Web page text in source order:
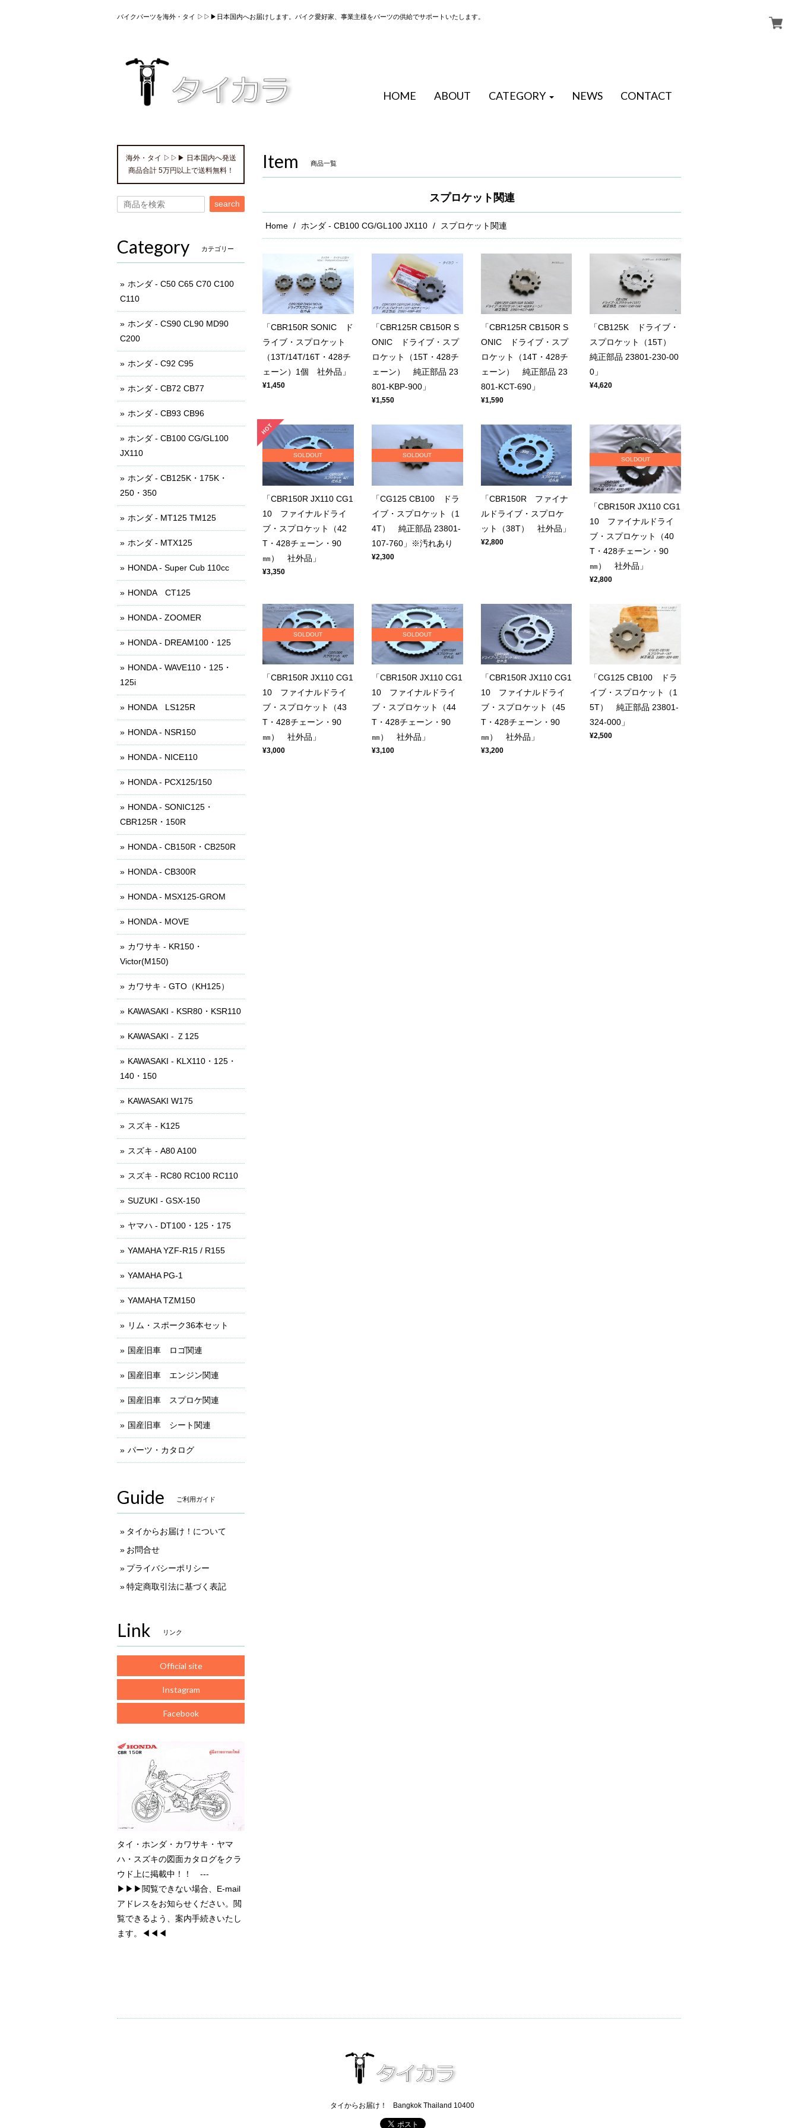
バイクパーツを海外・タイ ▷▷▶日本国内へお届けします。バイク愛好家、事業主様をパーツの供給でサポートいたします。
HOME ABOUT CATEGORY NEWS CONTACT
Item 商品一覧
スプロケット関連
Home ホンダ - CB100 CG/GL100 JX110 スプロケット関連
「CBR150R SONIC ド
ライブ・スプロケット
（13T/14T/16T・428チ
ェーン）1個 社外品」
¥1,450
「CBR125R CB150R S
ONIC ドライブ・スプ
ロケット（15T・428チ
ェーン） 純正部品 23
801-KBP-900」
¥1,550
「CBR125R CB150R S
ONIC ドライブ・スプ
ロケット（14T・428チ
ェーン） 純正部品 23
801-KCT-690」
¥1,590
「CB125K ドライブ・
スプロケット（15T）
純正部品 23801-230-00
0」
¥4,620
SOLDOUT
「CBR150R JX110 CG1
10 ファイナルドライ
ブ・スプロケット（42
T・428チェーン・90
㎜） 社外品」
¥3,350
SOLDOUT
「CG125 CB100 ドラ
イブ・スプロケット（1
4T） 純正部品 23801-
107-760」※汚れあり
¥2,300
「CBR150R ファイナ
ルドライブ・スプロケ
ット（38T） 社外品」
¥2,800
SOLDOUT
「CBR150R JX110 CG1
10 ファイナルドライ
ブ・スプロケット（40
T・428チェーン・90
㎜） 社外品」
¥2,800
SOLDOUT
「CBR150R JX110 CG1
10 ファイナルドライ
ブ・スプロケット（43
T・428チェーン・90
㎜） 社外品」
¥3,000
SOLDOUT
「CBR150R JX110 CG1
10 ファイナルドライ
ブ・スプロケット（44
T・428チェーン・90
㎜） 社外品」
¥3,100
「CBR150R JX110 CG1
10 ファイナルドライ
ブ・スプロケット（45
T・428チェーン・90
㎜） 社外品」
¥3,200
「CG125 CB100 ドラ
イブ・スプロケット（1
5T） 純正部品 23801-
324-000」
¥2,500
海外・タイ ▷▷▶ 日本国内へ発送
商品合計 5万円以上で送料無料！
search
Category カテゴリー
ホンダ - C50 C65 C70 C100
C110
ホンダ - CS90 CL90 MD90
C200
ホンダ - C92 C95
ホンダ - CB72 CB77
ホンダ - CB93 CB96
ホンダ - CB100 CG/GL100
JX110
ホンダ - CB125K・175K・
250・350
ホンダ - MT125 TM125
ホンダ - MTX125
HONDA - Super Cub 110cc
HONDA CT125
HONDA - ZOOMER
HONDA - DREAM100・125
HONDA - WAVE110・125・
125i
HONDA LS125R
HONDA - NSR150
HONDA - NICE110
HONDA - PCX125/150
HONDA - SONIC125・
CBR125R・150R
HONDA - CB150R・CB250R
HONDA - CB300R
HONDA - MSX125-GROM
HONDA - MOVE
カワサキ - KR150・
Victor(M150)
カワサキ - GTO（KH125）
KAWASAKI - KSR80・KSR110
KAWASAKI - Ｚ125
KAWASAKI - KLX110・125・
140・150
KAWASAKI W175
スズキ - K125
スズキ - A80 A100
スズキ - RC80 RC100 RC110
SUZUKI - GSX-150
ヤマハ - DT100・125・175
YAMAHA YZF-R15 / R155
YAMAHA PG-1
YAMAHA TZM150
リム・スポーク36本セット
国産旧車 ロゴ関連
国産旧車 エンジン関連
国産旧車 スプロケ関連
国産旧車 シート関連
パーツ・カタログ
Guide ご利用ガイド
タイからお届け！について
お問合せ
プライバシーポリシー
特定商取引法に基づく表記
Link リンク
Official site
Instagram
Facebook
タイ・ホンダ・カワサキ・ヤマ
ハ・スズキの図面カタログをクラ
ウド上に掲載中！！ ---
▶▶▶閲覧できない場合、E-mail
アドレスをお知らせください。閲
覧できるよう、案内手続きいたし
ます。◀◀◀
タイからお届け！ Bangkok Thailand 10400